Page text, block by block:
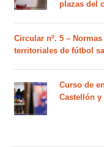
plazas del
Circular nº. 5 –
territoriales de fútbol
Curso de
Castellón y